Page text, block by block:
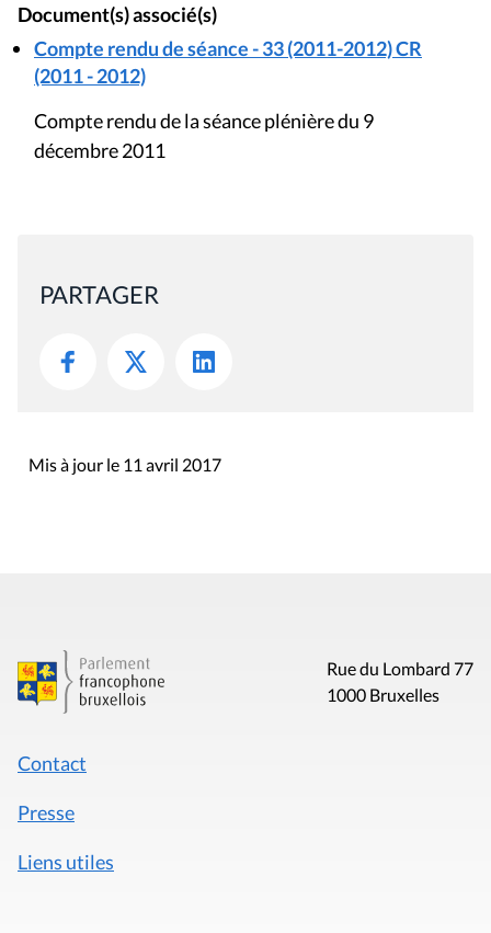
Document(s) associé(s)
Compte rendu de séance - 33 (2011-2012) CR
(2011 - 2012)
Compte rendu de la séance plénière du 9
décembre 2011
PARTAGER
Mis à jour le 11 avril 2017
Rue du Lombard 77
1000 Bruxelles
Contact
Presse
Liens utiles